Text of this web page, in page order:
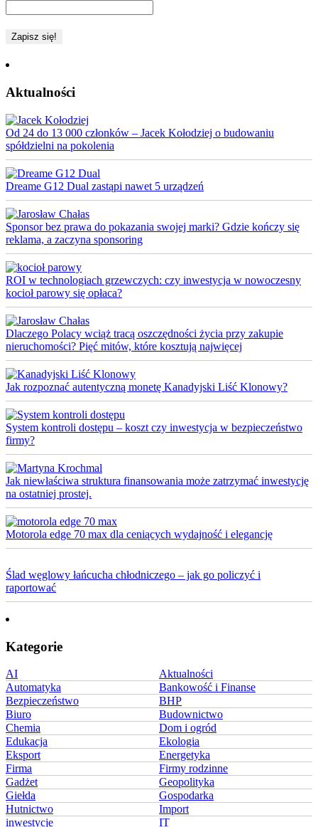
Aktualności
Od 24 do 13 000 członków – Jacek Kołodziej o budowaniu
spółdzielni na pokolenia
Dreame G12 Dual zastąpi nawet 5 urządzeń
Sponsor bez prawa do pokazania swojej marki? Gdzie kończy się
reklama, a zaczyna sponsoring
ROI w technologiach grzewczych: czy inwestycja w nowoczesny
kocioł parowy się opłaca?
Dlaczego Polacy wciąż tracą oszczędności życia przy zakupie
nieruchomości? Pięć mitów, które kosztują najwięcej
Jak rozpoznać autentyczną monetę Kanadyjski Liść Klonowy?
System kontroli dostępu – koszt czy inwestycja w bezpieczeństwo
firmy?
Jak niewłaściwa struktura finansowania może zatrzymać inwestycję
na ostatniej prostej.
Motorola edge 70 max dla ceniących wydajność i elegancję
Ślad węglowy łańcucha chłodniczego – jak go policzyć i
raportować
Kategorie
AI
Aktualności
Automatyka
Bankowość i Finanse
Bezpieczeństwo
BHP
Biuro
Budownictwo
Chemia
Dom i ogród
Edukacja
Ekologia
Eksport
Energetyka
Firma
Firmy rodzinne
Gadżet
Geopolityka
Giełda
Gospodarka
Hutnictwo
Import
inwestycje
IT